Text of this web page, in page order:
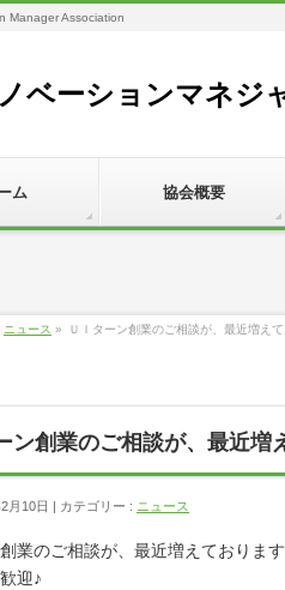
Manager Association
ベーションマネジ
ム 協会概要
ニュース » ＵＩターン創業のご相談が、最近増えて
ン創業のご相談が、最近増
月10日 | カテゴリー : ニュース
業のご相談が、最近増えております
迎♪